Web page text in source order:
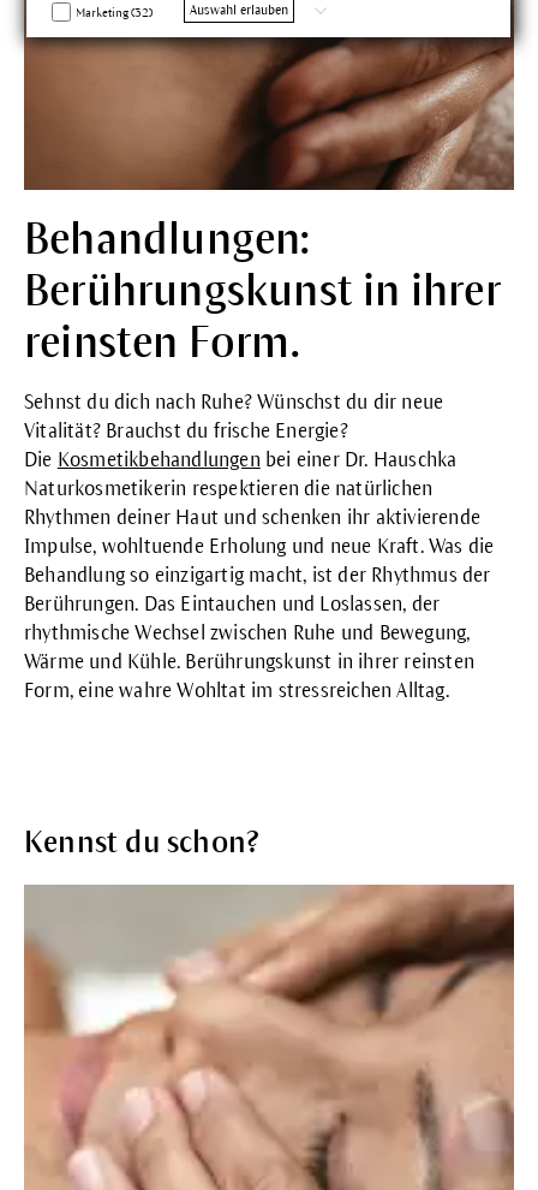
Marketing (32) Auswahl erlauben
Behandlungen:
Berührungskunst in ihrer
reinsten Form.
Sehnst du dich nach Ruhe? Wünschst du dir neue
Vitalität? Brauchst du frische Energie?
Die Kosmetikbehandlungen bei einer Dr. Hauschka
Naturkosmetikerin respektieren die natürlichen
Rhythmen deiner Haut und schenken ihr aktivierende
Impulse, wohltuende Erholung und neue Kraft. Was die
Behandlung so einzigartig macht, ist der Rhythmus der
Berührungen. Das Eintauchen und Loslassen, der
rhythmische Wechsel zwischen Ruhe und Bewegung,
Wärme und Kühle. Berührungskunst in ihrer reinsten
Form, eine wahre Wohltat im stressreichen Alltag.
Kennst du schon?